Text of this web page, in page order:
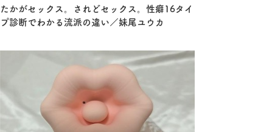
たかがセックス。されどセックス。性癖16タイ
プ診断でわかる流派の違い／妹尾ユウカ